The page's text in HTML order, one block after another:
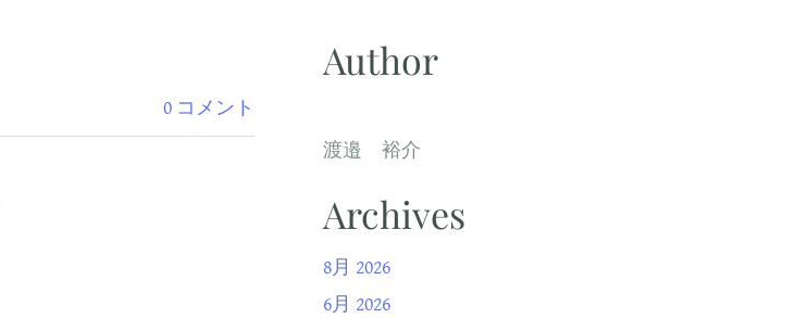
0 コメント
Author
渡邉 裕介
Archives
8月 2026
6月 2026